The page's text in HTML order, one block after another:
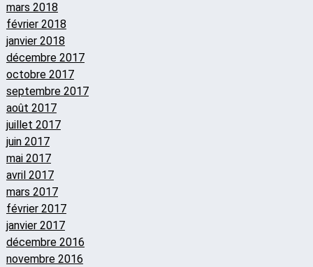
mars 2018
février 2018
janvier 2018
décembre 2017
octobre 2017
septembre 2017
août 2017
juillet 2017
juin 2017
mai 2017
avril 2017
mars 2017
février 2017
janvier 2017
décembre 2016
novembre 2016